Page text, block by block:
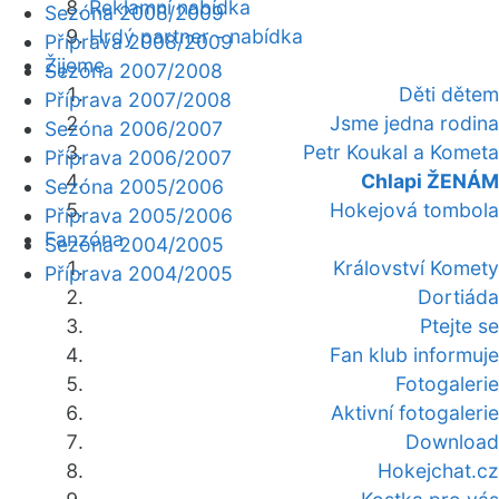
Reklamní nabídka
Hrdý partner - nabídka
Žijeme
Děti dětem
Jsme jedna rodina
Petr Koukal a Kometa
Chlapi ŽENÁM
Hokejová tombola
Fanzóna
Království Komety
Dortiáda
Ptejte se
Fan klub informuje
Fotogalerie
Aktivní fotogalerie
Download
Hokejchat.cz
Sezóna 2008/2009
Příprava 2008/2009
Sezóna 2007/2008
Příprava 2007/2008
Sezóna 2006/2007
Příprava 2006/2007
Sezóna 2005/2006
Příprava 2005/2006
Sezóna 2004/2005
Příprava 2004/2005